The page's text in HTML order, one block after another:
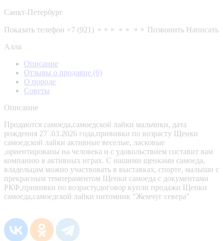
Санкт-Петербург
Показать телефон +7 (921) ⚬⚬⚬ ⚬⚬ ⚬⚬ Позвонить Написать
Алла
Описание
Отзывы о продавце (0)
О породе
Советы
Описание
Продаются самоеда,самоедской лайки мальчики, дата
рождения 27 .03.2026 года,прививки по возрасту Щенки
самоедской лайки активные веселые, ласковые
,ориентированы на человека и с удовольствием составит вам
компанию в активных играх. С нашими щенками самоеда,
владельцам можно участвовать в выставках, спорте, малыши с
прекрасным темпераментом Щенки самоеда с документами
РКФ,прививки по возрасту,договор купли продажи Щенки
самоеда,самоедской лайки питомник "Жемчуг севера"